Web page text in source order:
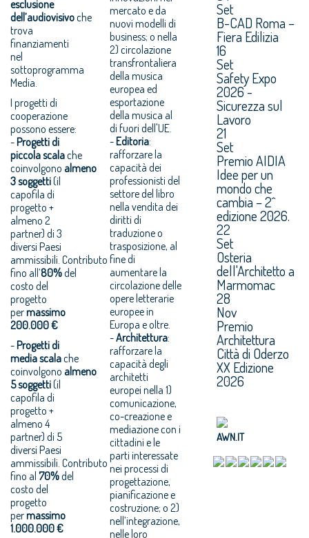
esclusione
dell’audiovisivoche
trova
finanziamenti
nel
sottoprogramma
Media.
I progetti di
cooperazione
possono essere:
-Progetti di
piccola scalache
coinvolgono almeno
3 soggetti(il
capofila di
progetto +
almeno 2
partner) di 3
diversi Paesi
ammissibili. Contributo
fino all’80%del
costo del
progetto
permassimo
200.000 €
-Progetti di
media scalache
coinvolgono almeno
5 soggetti(il
capofila di
progetto +
almeno 4
partner) di 5
diversi Paesi
ammissibili. Contributo
fino al 70%del
costo del
progetto
permassimo
1.000.000 €
mercato e da
nuovi modelli di
business; o nella
2) circolazione
transfrontaliera
della musica
europea ed
esportazione
della musica al
di fuori dell'UE.
-Editoria:
rafforzare la
capacità dei
professionisti del
settore del libro
nella vendita dei
diritti di
traduzione o
trasposizione, al
fine di
aumentare la
circolazione delle
opere letterarie
europee in
Europa e oltre.
-Architettura:
rafforzare la
capacità degli
architetti
europei nella 1)
comunicazione,
co-creazione e
mediazione con i
cittadini e le
parti interessate
nei processi di
progettazione,
pianificazione e
costruzione; o 2)
nell’integrazione,
nelle loro
Set
B-CAD Roma –
Fiera Edilizia
16
Set
Safety Expo
2026 -
Sicurezza sul
Lavoro
21
Set
Premio AIDIA
Idee per un
mondo che
cambia – 2^
edizione 2026.
22
Set
Osteria
dell'Architetto a
Marmomac
28
Nov
Premio
Architettura
Città di Oderzo
XX Edizione
2026
AWN.IT